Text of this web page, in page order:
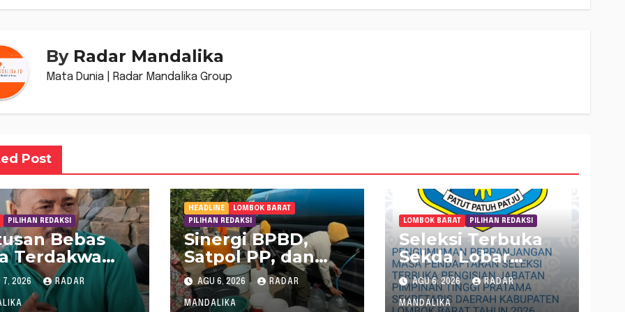
By Radar Mandalika
Mata Dunia | Radar Mandalika Group
Post
PILIHAN REDAKSI
Bebas
Terdakwa
Dana
7, 2026 RADAR
HEADLINE
LOMBOK BARAT
PILIHAN REDAKSI
Sinergi BPBD,
Satpol PP, dan
Damkar Tangani
Krisis Air Bersih di
AGU 6, 2026 RADAR
MANDALIKA
LOMBOK BARAT PILIHAN REDAKSI
Seleksi Terbuka
Sekda Lobar
Dibatalkan
AGU 6, 2026 RADAR
MANDALIKA